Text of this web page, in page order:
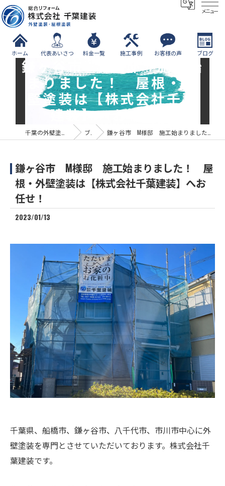
メニュー
ホーム 代表あいさつ 料金一覧 施工事例 お客様の声 ブログ
鎌ヶ谷市 M様邸 施工始
まりました！ 屋根・外
壁塗装は【株式会社千葉
建装】へお任せ！
ブログ 鎌ヶ谷市 M様邸 施工始まりました！ 屋根・外壁塗装は【株式会社千葉建装】へお任せ！
鎌ヶ谷市 M様邸 施工始まりました！ 屋
根・外壁塗装は【株式会社千葉建装】へお
任せ！
2023/01/13
千葉県、船橋市、鎌ヶ谷市、八千代市、市川市中心に外
壁塗装を専門とさせていただいております。株式会社千
葉建装です。